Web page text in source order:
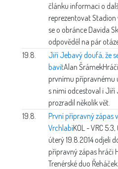
článku informaci o
reprezentovat Stadion
se o obránce Davida
odpověděl na pár
19.8.
Jiří Jebavý doufá, že
bavitAlan Šrámek
prvnímu přípravnému
s nimi odcestoval i Jiří
prozradil několik vět.
19.8.
První přípravný zápas
VrchlabíKOL - VRC
úterý 19.8.2014 odjeli
přípravný zápas hráči
Trenérské duo